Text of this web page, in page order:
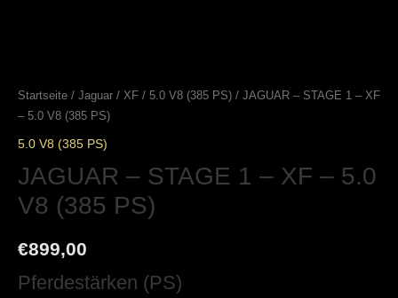
Startseite / Jaguar / XF / 5.0 V8 (385 PS) / JAGUAR – STAGE 1 – XF
– 5.0 V8 (385 PS)
5.0 V8 (385 PS)
JAGUAR – STAGE 1 – XF – 5.0
V8 (385 PS)
€899,00
Pferdestärken (PS)